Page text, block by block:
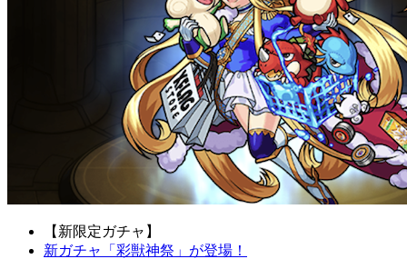
【新限定ガチャ】
新ガチャ「彩獣神祭」が登場！